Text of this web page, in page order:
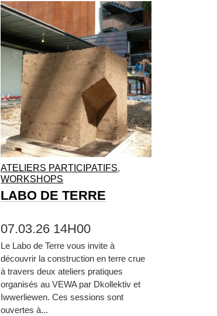
ATELIERS PARTICIPATIFS,
WORKSHOPS
LABO DE TERRE
07.03.26 14H00
Le Labo de Terre vous invite à
découvrir la construction en terre crue
à travers deux ateliers pratiques
organisés au VEWA par Dkollektiv et
Iwwerliewen. Ces sessions sont
ouvertes à...